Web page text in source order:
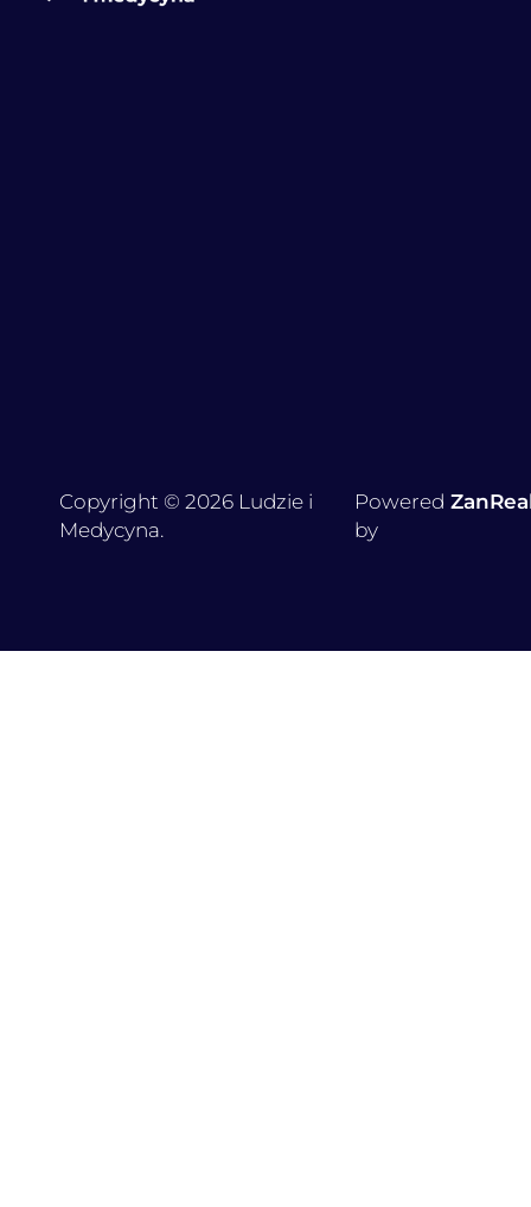
Copyright © 2026 Ludzie i
Medycyna.
Powered
by